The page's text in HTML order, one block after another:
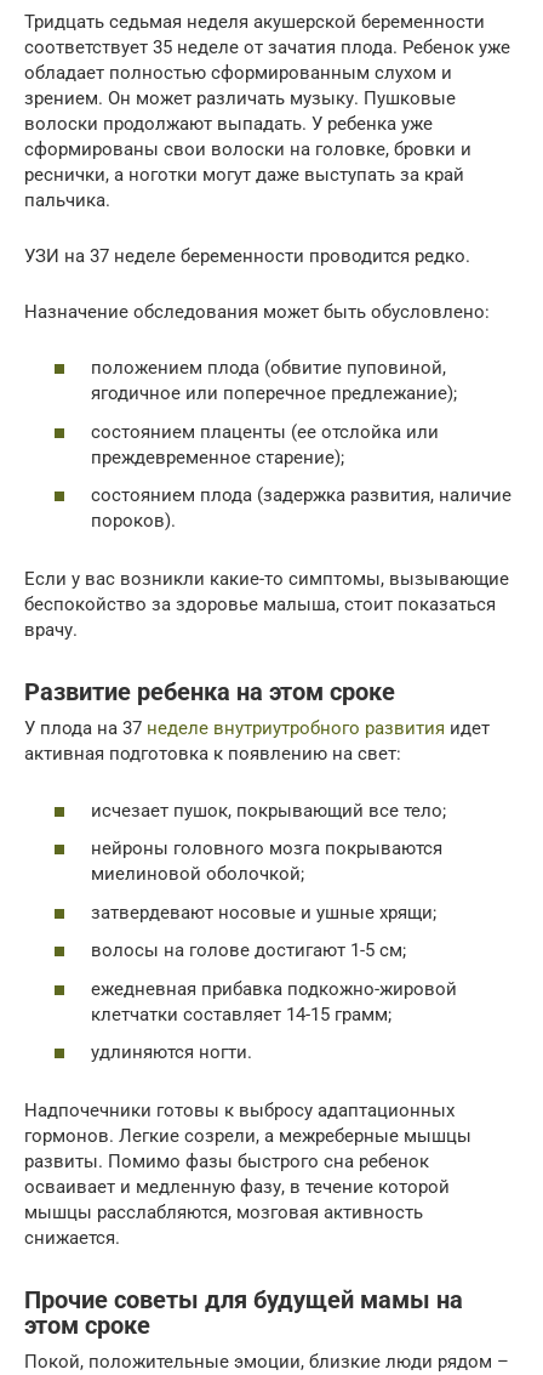
Тридцать седьмая неделя акушерской беременности
соответствует 35 неделе от зачатия плода. Ребенок уже
обладает полностью сформированным слухом и
зрением. Он может различать музыку. Пушковые
волоски продолжают выпадать. У ребенка уже
сформированы свои волоски на головке, бровки и
реснички, а ноготки могут даже выступать за край
пальчика.
УЗИ на 37 неделе беременности проводится редко.
Назначение обследования может быть обусловлено:
положением плода (обвитие пуповиной,
ягодичное или поперечное предлежание);
состоянием плаценты (ее отслойка или
преждевременное старение);
состоянием плода (задержка развития, наличие
пороков).
Если у вас возникли какие-то симптомы, вызывающие
беспокойство за здоровье малыша, стоит показаться
врачу.
Развитие ребенка на этом сроке
У плода на 37 неделе внутриутробного развития идет
активная подготовка к появлению на свет:
исчезает пушок, покрывающий все тело;
нейроны головного мозга покрываются
миелиновой оболочкой;
затвердевают носовые и ушные хрящи;
волосы на голове достигают 1-5 см;
ежедневная прибавка подкожно-жировой
клетчатки составляет 14-15 грамм;
удлиняются ногти.
Надпочечники готовы к выбросу адаптационных
гормонов. Легкие созрели, а межреберные мышцы
развиты. Помимо фазы быстрого сна ребенок
осваивает и медленную фазу, в течение которой
мышцы расслабляются, мозговая активность
снижается.
Прочие советы для будущей мамы на
этом сроке
Покой, положительные эмоции, близкие люди рядом –